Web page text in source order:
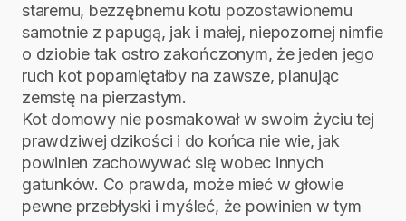
staremu, bezzębnemu kotu pozostawionemu
samotnie z papugą, jak i małej, niepozornej nimfie
o dziobie tak ostro zakończonym, że jeden jego
ruch kot popamiętałby na zawsze, planując
zemstę na pierzastym.
Kot domowy nie posmakował w swoim życiu tej
prawdziwej dzikości i do końca nie wie, jak
powinien zachowywać się wobec innych
gatunków. Co prawda, może mieć w głowie
pewne przebłyski i myśleć, że powinien w tym